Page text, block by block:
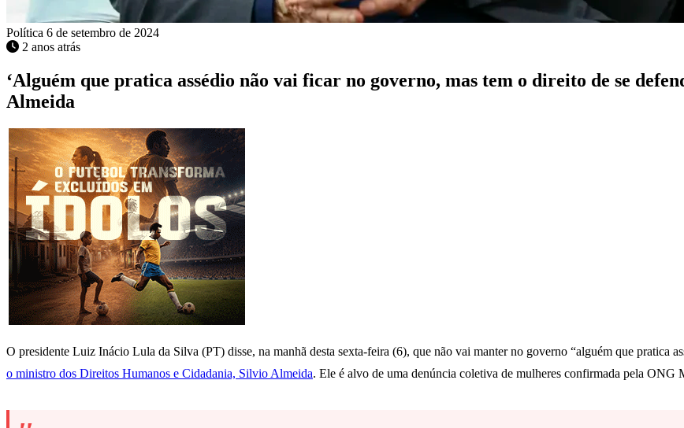
Política 6 de setembro de 2024
2 anos atrás
‘Alguém que pratica assédio não vai ficar no governo, mas tem o direito de se
Almeida
O presidente Luiz Inácio Lula da Silva (PT) disse, na manhã desta sexta-feira (6), que não vai manter no governo “alguém que pratica
o ministro dos Direitos Humanos e Cidadania, Silvio Almeida. Ele é alvo de uma denúncia coletiva de mulheres confirmada pela ONG